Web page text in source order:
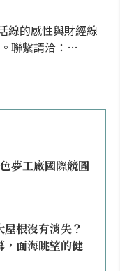
線的感性與財經線
聯繫請洽：
夢工廠國際競圖
根沒有消失？
，面海眺望的健